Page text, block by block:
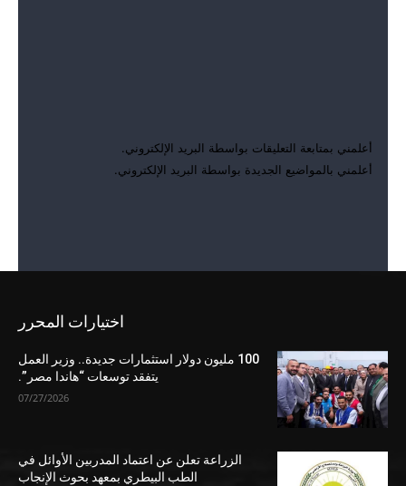
أعلمني بمتابعة التعليقات بواسطة البريد الإلكتروني.
أعلمني بالمواضيع الجديدة بواسطة البريد الإلكتروني.
اختيارات المحرر
100 مليون دولار استثمارات جديدة.. وزير العمل
يتفقد توسعات “هاندا مصر”.
07/27/2026
الزراعة تعلن عن اعتماد المدربين الأوائل في
الطب البيطري بمعهد بحوث الإنجاب